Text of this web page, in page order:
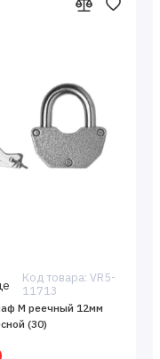
Код товара: VR5-
11713
М реечный 12мм
(30)